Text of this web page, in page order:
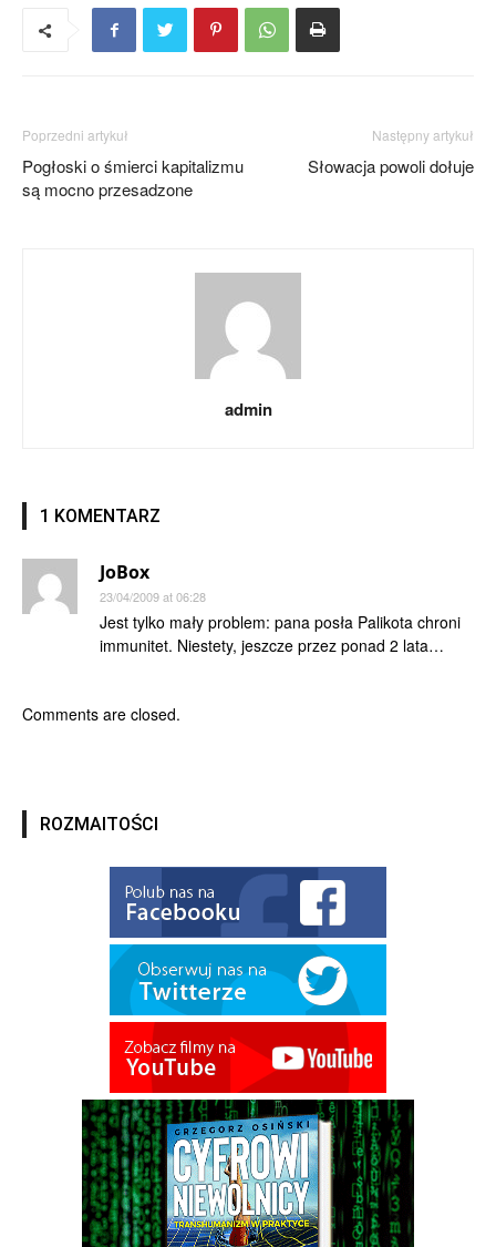
Poprzedni artykuł
Pogłoski o śmierci kapitalizmu
są mocno przesadzone
Następny artykuł
Słowacja powoli dołuje
admin
1 KOMENTARZ
JoBox
23/04/2009 at 06:28
Jest tylko mały problem: pana posła Palikota chroni
immunitet. Niestety, jeszcze przez ponad 2 lata…
Comments are closed.
ROZMAITOŚCI